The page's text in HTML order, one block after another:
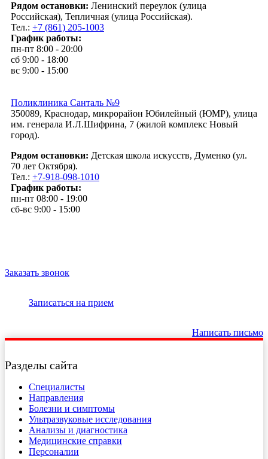
Рядом остановки: Ленинский переулок (улица
Российская), Тепличная (улица Российская).
Тел.: +7 (861) 205-1003
График работы:
пн-пт 8:00 - 20:00
сб 9:00 - 18:00
вс 9:00 - 15:00
Поликлиника Санталь №9
350089, Краснодар, микрорайон Юбилейный (ЮМР), улица
им. генерала И.Л.Шифрина, 7 (жилой комплекс Новый
город).
Рядом остановки: Детская школа искусств, Думенко (ул.
70 лет Октября).
Тел.: +7-918-098-1010
График работы:
пн-пт 08:00 - 19:00
сб-вс 9:00 - 15:00
Заказать звонок
Записаться на прием
Написать письмо
Разделы сайта
Специалисты
Направления
Болезни и симптомы
Ультразвуковые исследования
Анализы и диагностика
Медицинские справки
Персоналии